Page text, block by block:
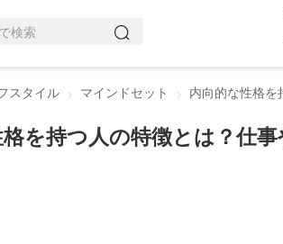
スタイル マインドセット 内向的な性格
を持つ人の特徴とは？仕